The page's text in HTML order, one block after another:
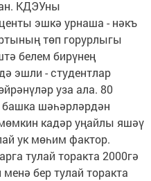
КДЭУны
эшкә урнаша - нәкъ
төп горурлыгы
белем бирүнең
эшли - студентлар
уза ала. 80
башка шәһәрләрдән
кадәр уңайлы яшәү
ук мөһим фактор.
тулай торакта 2000гә
бер тулай торакта